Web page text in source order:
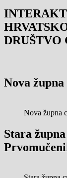
DRUŠTVO
Nova
Nova župna
Stara